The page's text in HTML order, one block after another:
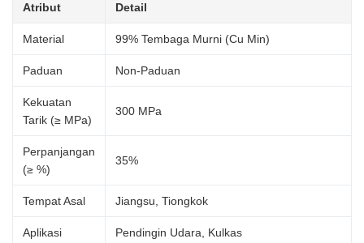
Atribut Detail
Material 99% Tembaga Murni (Cu Min)
Paduan Non-Paduan
Kekuatan
Tarik (≥ MPa)
300 MPa
Perpanjangan
(≥ %)
35%
Tempat Asal Jiangsu, Tiongkok
Aplikasi Pendingin Udara, Kulkas